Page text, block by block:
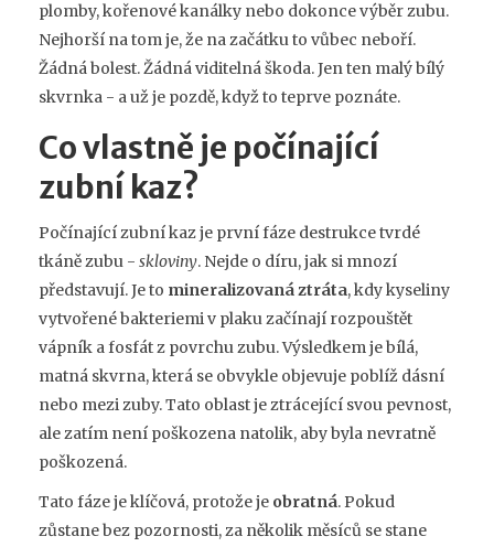
plomby, kořenové kanálky nebo dokonce výběr zubu.
Nejhorší na tom je, že na začátku to vůbec neboří.
Žádná bolest. Žádná viditelná škoda. Jen ten malý bílý
skvrnka - a už je pozdě, když to teprve poznáte.
Co vlastně je počínající
zubní kaz?
Počínající zubní kaz je první fáze destrukce tvrdé
tkáně zubu - skloviny. Nejde o díru, jak si mnozí
představují. Je to mineralizovaná ztráta, kdy kyseliny
vytvořené bakteriemi v plaku začínají rozpouštět
vápník a fosfát z povrchu zubu. Výsledkem je bílá,
matná skvrna, která se obvykle objevuje poblíž dásní
nebo mezi zuby. Tato oblast je ztrácející svou pevnost,
ale zatím není poškozena natolik, aby byla nevratně
poškozená.
Tato fáze je klíčová, protože je obratná. Pokud
zůstane bez pozornosti, za několik měsíců se stane